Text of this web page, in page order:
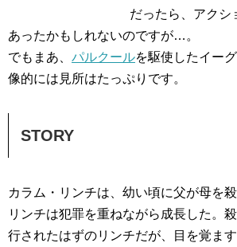
だったら、アクシ
あったかもしれないのですが…。
でもまあ、 パルクールを駆使したイー
像的には見所はたっぷりです。
STORY
カラム・リンチは、幼い頃に父が母を
リンチは犯罪を重ねながら成長した。
行されたはずのリンチだが、目を覚ま